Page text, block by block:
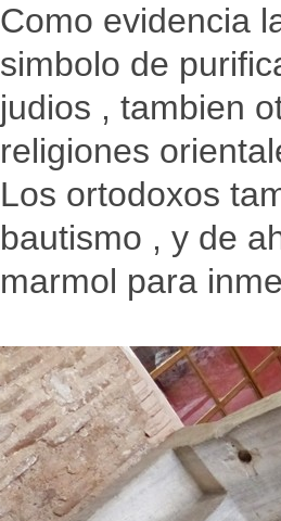
Como evidencia
simbolo de
judios , tambien
religiones
Los ortodoxos
bautismo , y de
marmol para